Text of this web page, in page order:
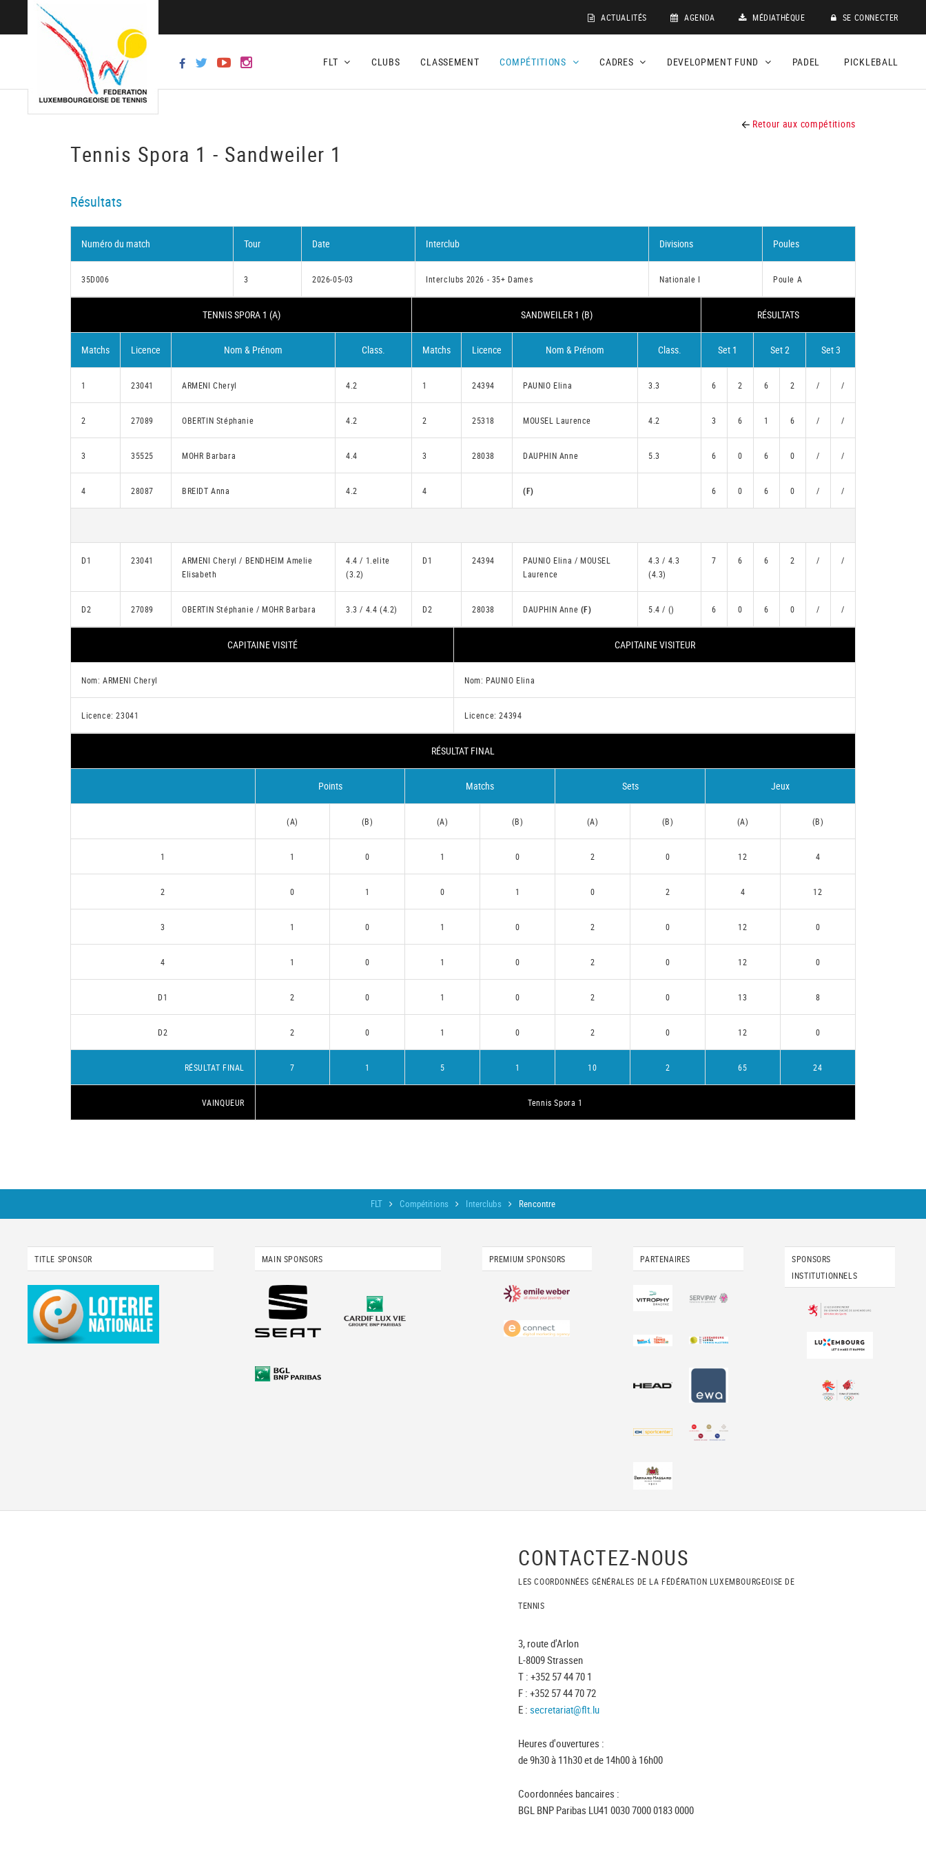
ACTUALITÉS AGENDA MÉDIATHÈQUE SE CONNECTER
FLT CLUBS CLASSEMENT COMPÉTITIONS CADRES DEVELOPMENT FUND PADEL PICKLEBALL
Retour aux compétitions
Tennis Spora 1 - Sandweiler 1
Résultats
Numéro du match Tour Date Interclub Divisions Poules
35D006 3 2026-05-03 Interclubs 2026 - 35+ Dames Nationale I Poule A
TENNIS SPORA 1 (A) SANDWEILER 1 (B) RÉSULTATS
Matchs Licence Nom & Prénom Class. Matchs Licence Nom & Prénom Class. Set 1 Set 2 Set 3
1 23041 ARMENI Cheryl 4.2 1 24394 PAUNIO Elina 3.3 6 2 6 2 / /
2 27089 OBERTIN Stéphanie 4.2 2 25318 MOUSEL Laurence 4.2 3 6 1 6 / /
3 35525 MOHR Barbara 4.4 3 28038 DAUPHIN Anne 5.3 6 0 6 0 / /
4 28087 BREIDT Anna 4.2 4 (F) 6 0 6 0 / /
D1 23041
ARMENI Cheryl / BENDHEIM Amelie
Elisabeth
4.4 / 1.elite
(3.2)
D1 24394
PAUNIO Elina / MOUSEL
Laurence
4.3 / 4.3
(4.3)
7 6 6 2 / /
D2 27089 OBERTIN Stéphanie / MOHR Barbara 3.3 / 4.4 (4.2) D2 28038 DAUPHIN Anne (F) 5.4 / () 6 0 6 0 / /
CAPITAINE VISITÉ CAPITAINE VISITEUR
Nom: ARMENI Cheryl Nom: PAUNIO Elina
Licence: 23041 Licence: 24394
RÉSULTAT FINAL
Points Matchs Sets Jeux
(A) (B) (A) (B) (A) (B) (A) (B)
1 1 0 1 0 2 0 12 4
2 0 1 0 1 0 2 4 12
3 1 0 1 0 2 0 12 0
4 1 0 1 0 2 0 12 0
D1 2 0 1 0 2 0 13 8
D2 2 0 1 0 2 0 12 0
RÉSULTAT FINAL 7 1 5 1 10 2 65 24
VAINQUEUR Tennis Spora 1
FLT Compétitions Interclubs Rencontre
TITLE SPONSOR MAIN SPONSORS PREMIUM SPONSORS PARTENAIRES
SPONSORS
INSTITUTIONNELS
CONTACTEZ-NOUS
LES COORDONNÉES GÉNÉRALES DE LA FÉDÉRATION LUXEMBOURGEOISE DE
TENNIS
3, route d'Arlon
L-8009 Strassen
T : +352 57 44 70 1
F : +352 57 44 70 72
E : secretariat@flt.lu
Heures d'ouvertures :
de 9h30 à 11h30 et de 14h00 à 16h00
Coordonnées bancaires :
BGL BNP Paribas LU41 0030 7000 0183 0000